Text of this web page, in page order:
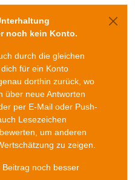
noch kein Konto.
durch die gleichen
für ein Konto
dorthin zurück, wo
über neue Antworten
per E-Mail oder Push-
Lesezeichen
um anderen
zu zeigen.
noch besser